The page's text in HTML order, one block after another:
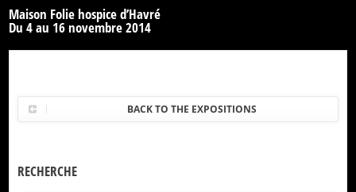
Maison Folie hospice d’Havré
Du 4 au 16 novembre 2014
BACK TO THE EXPOSITIONS
RECHERCHE